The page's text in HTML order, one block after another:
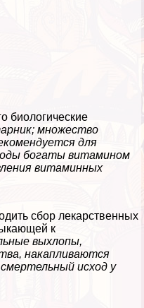
биологические
множество
для
богаты витамином
витаминных
сбор лекарственных
к
выхлопы,
накапливаются
исход у